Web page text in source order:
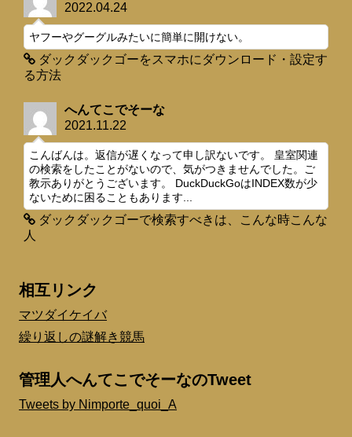
2022.04.24
ヤフーやグーグルみたいに簡単に開けない。
ダックダックゴーをスマホにダウンロード・設定す
る方法
へんてこでそーな
2021.11.22
こんばんは。返信が遅くなって申し訳ないです。 皇室関連
の検索をしたことがないので、気がつきませんでした。ご
教示ありがとうございます。 DuckDuckGoはINDEX数が少
ないために困ることもあります...
ダックダックゴーで検索すべきは、こんな時こんな
人
相互リンク
マツダイケイバ
繰り返しの謎解き競馬
管理人へんてこでそーなのTweet
Tweets by Nimporte_quoi_A